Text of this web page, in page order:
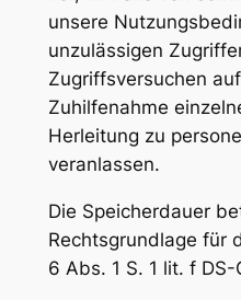
unsere
unzulässigen
Zugriffsversuchen
Zuhilfenahme
Herleitung zu
veranlassen.
Die Speicherdauer
Rechtsgrundlage für
6 Abs. 1 S. 1 lit. f DS-